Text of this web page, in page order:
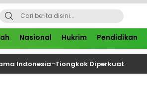
Nasional Hukrim Pendidikan
Tiongkok Diperkuat